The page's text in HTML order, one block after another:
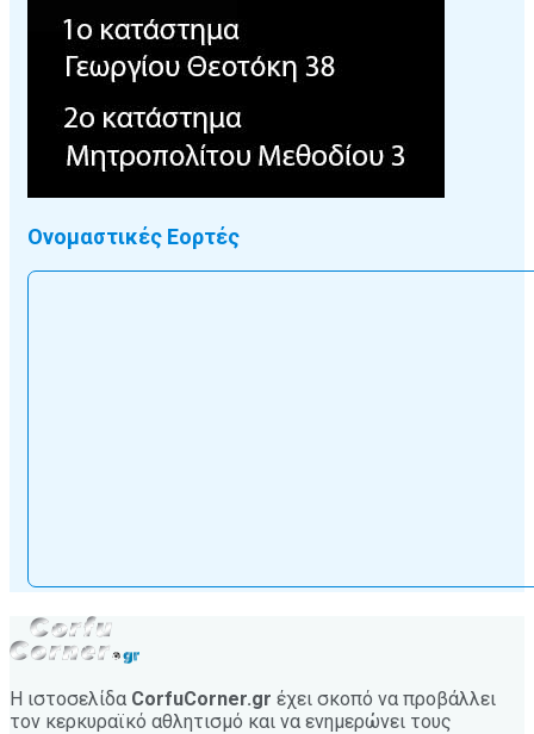
Ονομαστικές Εορτές
Η ιστοσελίδα CorfuCorner.gr έχει σκοπό να προβάλλει
τον κερκυραϊκό αθλητισμό και να ενημερώνει τους